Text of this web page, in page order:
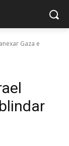
Gaza e